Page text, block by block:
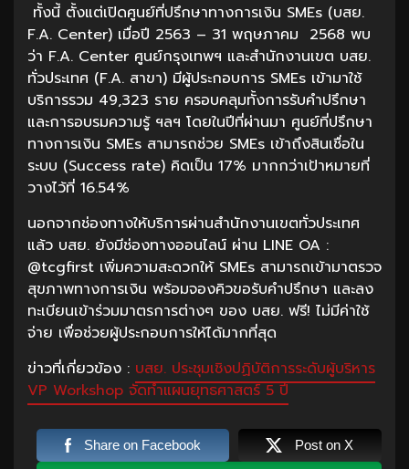
ทั้งนี้ ตั้งแต่เปิดศูนย์ที่ปรึกษาทางการเงิน SMEs (บสย.
F.A. Center) เมื่อปี 2563 – 31 พฤษภาคม 2568 พบ
ว่า F.A. Center ศูนย์กรุงเทพฯ และสำนักงานเขต บสย.
ทั่วประเทศ (F.A. สาขา) มีผู้ประกอบการ SMEs เข้ามาใช้
บริการรวม 49,323 ราย ครอบคลุมทั้งการรับคำปรึกษา
และการอบรมความรู้ ฯลฯ โดยในปีที่ผ่านมา ศูนย์ที่ปรึกษา
ทางการเงิน SMEs สามารถช่วย SMEs เข้าถึงสินเชื่อใน
ระบบ (Success rate) คิดเป็น 17% มากกว่าเป้าหมายที่
วางไว้ที่ 16.54%
นอกจากช่องทางให้บริการผ่านสำนักงานเขตทั่วประเทศ
แล้ว บสย. ยังมีช่องทางออนไลน์ ผ่าน LINE OA :
@tcgfirst เพิ่มความสะดวกให้ SMEs สามารถเข้ามาตรวจ
สุขภาพทางการเงิน พร้อมจองคิวขอรับคำปรึกษา และลง
ทะเบียนเข้าร่วมมาตรการต่างๆ ของ บสย. ฟรี! ไม่มีค่าใช้
จ่าย เพื่อช่วยผู้ประกอบการให้ได้มากที่สุด
ข่าวที่เกี่ยวข้อง : บสย. ประชุมเชิงปฏิบัติการระดับผู้บริหาร
VP Workshop จัดทำแผนยุทธศาสตร์ 5 ปี
Share on Facebook Post on X